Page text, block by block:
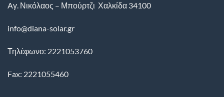
Aγ. Νικόλαος – Μπούρτζι Χαλκίδα 34100
info@diana-solar.gr
Τηλέφωνο: 2221053760
Fax: 2221055460